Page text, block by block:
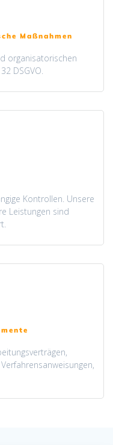
Maßnahmen
organisatorischen
DSGVO.
Kontrollen. Unsere
Leistungen sind